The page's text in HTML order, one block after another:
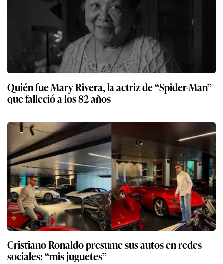
Quién fue Mary Rivera, la actriz de “Spider-Man”
que falleció a los 82 años
Cristiano Ronaldo presume sus autos en redes
sociales: “mis juguetes”